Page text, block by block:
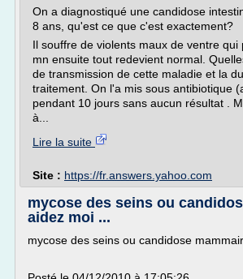
On a diagnostiqué une candidose
8 ans, qu'est ce que c'est exactement?
Il souffre de violents maux de ventre qui
mn ensuite tout redevient normal.
de transmission de cette maladie et la
traitement. On l'a mis sous antibiotique
pendant 10 jours sans aucun résultat .
à...
Lire la suite
Site : https://fr.answers.yahoo.com
mycose des seins ou
aidez moi ...
mycose des seins ou candidose